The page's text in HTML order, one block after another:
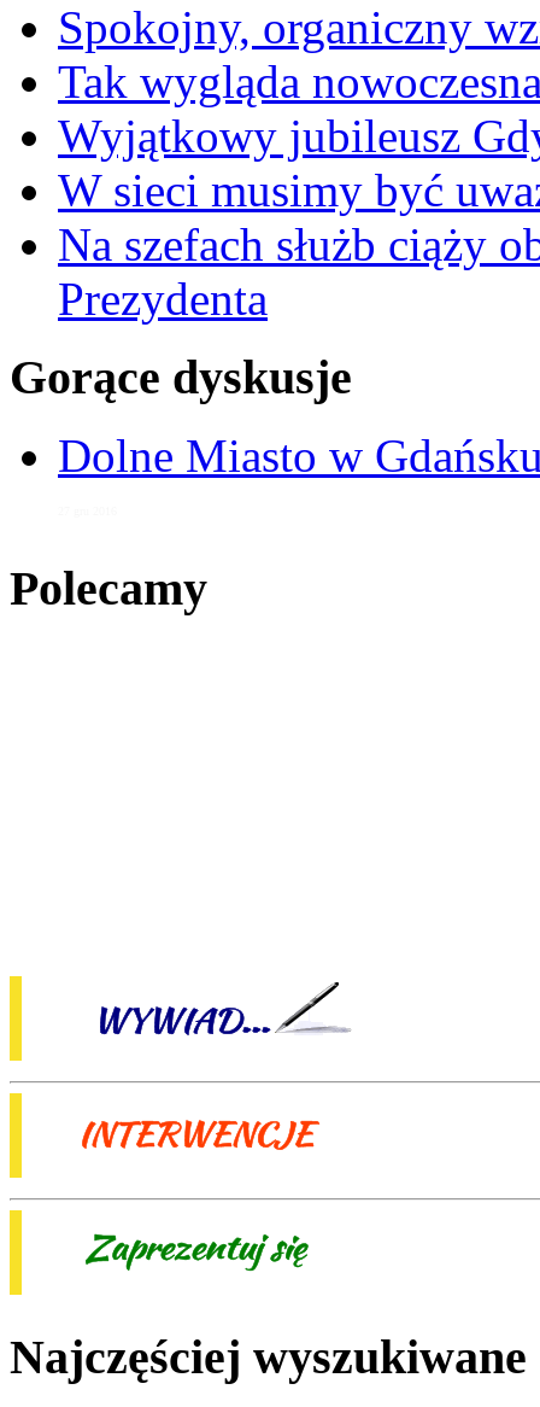
Spokojny, organiczny
Tak wygląda
Wyjątkowy jubileusz
W sieci musimy być
Na szefach służb ciąży
Prezydenta
Gorące dyskusje
Dolne Miasto w
Polecamy
Najczęściej wyszukiwane